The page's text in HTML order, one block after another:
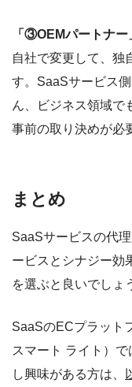
「③OEMパートナー
自社で変更して、独
す。SaaSサービス
ん、ビジネス領域で
事前の取り決めが必
まとめ
SaaSサービスの代
ービスとシナジー効
を選ぶと良いでしょ
SaaSのECプラット
スマート ライト）で
し興味がある方は、